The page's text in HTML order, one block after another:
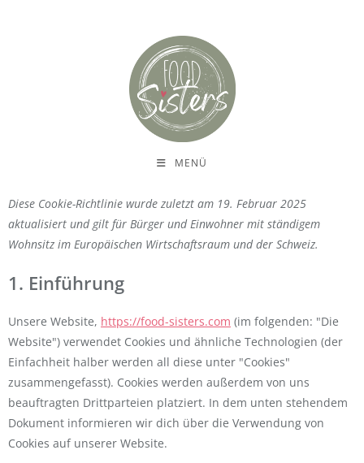
MENÜ
Diese Cookie-Richtlinie wurde zuletzt am 19. Februar 2025
aktualisiert und gilt für Bürger und Einwohner mit ständigem
Wohnsitz im Europäischen Wirtschaftsraum und der Schweiz.
1. Einführung
Unsere Website, https://food-sisters.com (im folgenden: "Die
Website") verwendet Cookies und ähnliche Technologien (der
Einfachheit halber werden all diese unter "Cookies"
zusammengefasst). Cookies werden außerdem von uns
beauftragten Drittparteien platziert. In dem unten stehendem
Dokument informieren wir dich über die Verwendung von
Cookies auf unserer Website.